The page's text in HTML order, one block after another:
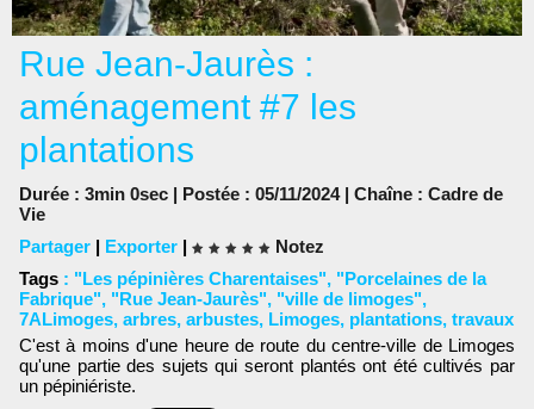
Rue Jean-Jaurès :
aménagement #7 les
plantations
Durée : 3min 0sec | Postée : 05/11/2024 | Chaîne : Cadre de
Vie
Partager | Exporter |
Notez
Tags : "Les pépinières Charentaises", "Porcelaines de la
Fabrique", "Rue Jean-Jaurès", "ville de limoges",
7ALimoges, arbres, arbustes, Limoges, plantations, travaux
C'est à moins d'une heure de route du centre-ville de Limoges
qu'une partie des sujets qui seront plantés ont été cultivés par
un pépiniériste.